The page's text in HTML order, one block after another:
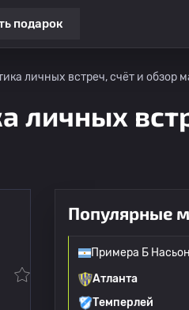
подарок
личных встреч, счёт и обзор
личных
Популярные
09.08
Примера Б
Атланта
Темперлей